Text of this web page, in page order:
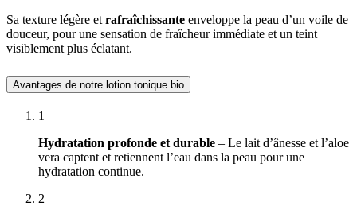
Sa texture légère et rafraîchissante enveloppe la peau d’un voile de
douceur, pour une sensation de fraîcheur immédiate et un teint
visiblement plus éclatant.
Avantages de notre lotion tonique bio
1
Hydratation profonde et durable – Le lait d’ânesse et l’aloe
vera captent et retiennent l’eau dans la peau pour une
hydratation continue.
2